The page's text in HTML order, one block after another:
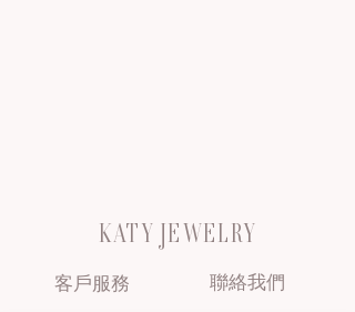
KATY JEWELRY
客戶服務 聯絡我們